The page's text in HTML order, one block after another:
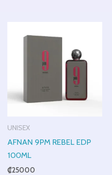
UNISEX
AFNAN 9PM REBEL EDP
100ML
₡25000